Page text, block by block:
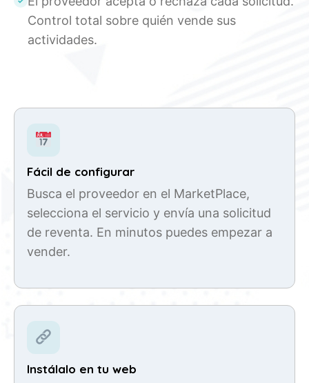
Control total sobre quién vende sus
actividades.
Fácil de configurar
Busca el proveedor en el MarketPlace,
selecciona el servicio y envía una solicitud
de reventa. En minutos puedes empezar a
vender.
Instálalo en tu web